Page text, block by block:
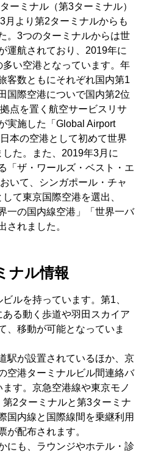
ーミナル（第3ターミナル）
月より第2ターミナルからも
。3つのターミナルからは世
運航されており、2019年に
い空港となっています。年
客数ともにそれぞれ国内第1
国際空港についで国内第2位
点を置く航空サービスリサ
実施した「Global Airport
本の空港として初めて世界
た。また、2019年3月に
「ザ・ワールズ・ベスト・エ
いて、シンガポール・チャ
て東京国際空港を選出、
一の国内線空港」「世界一バ
されました。
ナル情報
ルを持っています。第1、
る動く歩道や羽田スカイア
、移動が可能となっていま
駅が設置されているほか、京
空港ターミナルビル間連絡バ
す。京急空港線や東京モノ
2ターミナルと第3ターミナ
国内線と国際線間を乗継利用
が配布されます。
にも、ラウンジやホテル・診